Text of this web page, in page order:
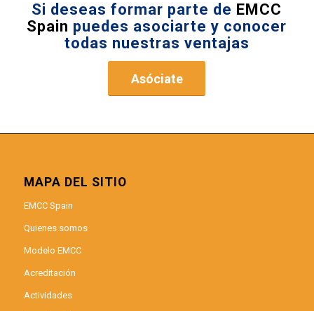
Si deseas formar parte de EMCC
Spain puedes asociarte y conocer
todas nuestras ventajas
Asóciate
MAPA DEL SITIO
EMCC Spain
Quienes somos
Modelo EMCC
Acreditación
Actividades